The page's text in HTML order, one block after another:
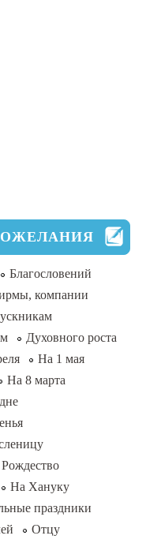
Благословений
компании
Духовного роста
На 1 мая
На 8 марта
На Хануку
праздники
Отцу